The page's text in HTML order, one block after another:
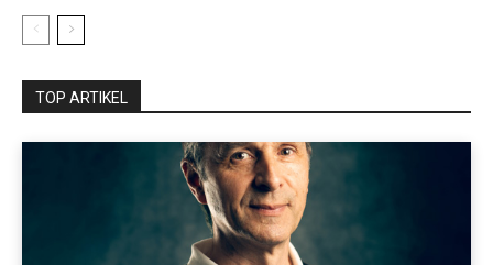
TOP ARTIKEL